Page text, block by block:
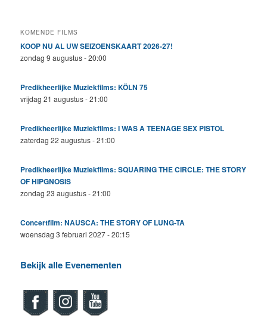
KOMENDE FILMS
KOOP NU AL UW SEIZOENSKAART 2026-27!
zondag 9 augustus - 20:00
Predikheerlijke Muziekfilms: KÖLN 75
vrijdag 21 augustus - 21:00
Predikheerlijke Muziekfilms: I WAS A TEENAGE SEX PISTOL
zaterdag 22 augustus - 21:00
Predikheerlijke Muziekfilms: SQUARING THE CIRCLE: THE STORY
OF HIPGNOSIS
zondag 23 augustus - 21:00
Concertfilm: NAUSCA: THE STORY OF LUNG-TA
woensdag 3 februari 2027 - 20:15
Bekijk alle Evenementen